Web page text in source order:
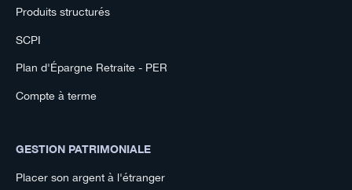
Produits structurés
SCPI
Plan d'Épargne Retraite - PER
Compte à terme
GESTION PATRIMONIALE
Placer son argent à l'étranger